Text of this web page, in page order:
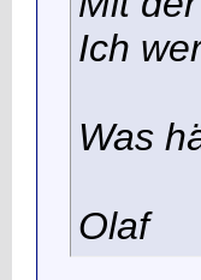
Ich
Was
Olaf